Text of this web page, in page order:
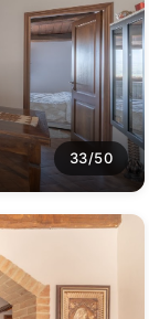
33/50